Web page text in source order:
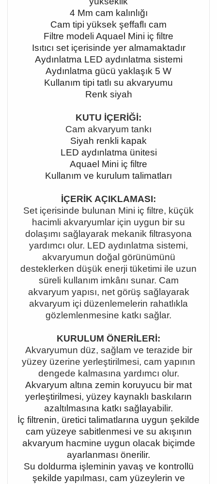
4 Mm cam kalınlığı
Cam tipi yüksek şeffaflı cam
Filtre modeli Aquael Mini iç filtre
Isıtıcı set içerisinde yer almamaktadır
Aydınlatma LED aydınlatma sistemi
Aydınlatma gücü yaklaşık 5 W
Kullanım tipi tatlı su akvaryumu
Renk siyah
KUTU İÇERİĞİ:
Cam akvaryum tankı
Siyah renkli kapak
LED aydınlatma ünitesi
Aquael Mini iç filtre
Kullanım ve kurulum talimatları
İÇERİK AÇIKLAMASI:
Set içerisinde bulunan Mini iç filtre, küçük
hacimli akvaryumlar için uygun bir su
dolaşımı sağlayarak mekanik filtrasyona
yardımcı olur. LED aydınlatma sistemi,
akvaryumun doğal görünümünü
desteklerken düşük enerji tüketimi ile uzun
süreli kullanım imkânı sunar. Cam
akvaryum yapısı, net görüş sağlayarak
akvaryum içi düzenlemelerin rahatlıkla
gözlemlenmesine katkı sağlar.
KURULUM ÖNERİLERİ:
Akvaryumun düz, sağlam ve terazide bir
yüzey üzerine yerleştirilmesi, cam yapının
dengede kalmasına yardımcı olur.
Akvaryum altına zemin koruyucu bir mat
yerleştirilmesi, yüzey kaynaklı baskıların
azaltılmasına katkı sağlayabilir.
İç filtrenin, üretici talimatlarına uygun şekilde
cam yüzeye sabitlenmesi ve su akışının
akvaryum hacmine uygun olacak biçimde
ayarlanması önerilir.
Su doldurma işleminin yavaş ve kontrollü
şekilde yapılması, cam yüzeylerin ve